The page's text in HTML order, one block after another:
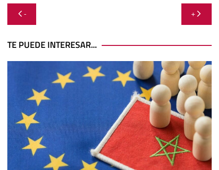
Navegación
de
entradas
- +
TE PUEDE INTERESAR...